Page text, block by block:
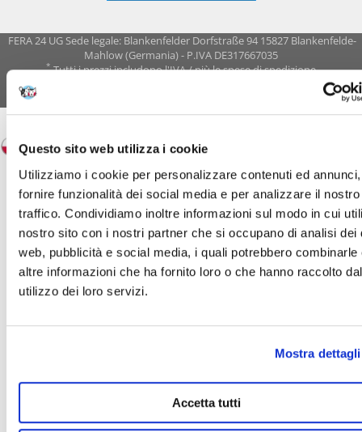
Questo sito web utilizza i cookie
Utilizziamo i cookie per personalizzare contenuti ed
fornire funzionalità dei social media e per analizzare il nostro
traffico. Condividiamo inoltre informazioni sul modo in cui
nostro sito con i nostri partner che si occupano di analisi dei
web, pubblicità e social media, i quali potrebbero combinarle
altre informazioni che ha fornito loro o che hanno raccolto
utilizzo dei loro servizi.
Mostra dettagli
Accetta tutti
FERA 24 UG Sede legale: Blankenfelder Dorfstraße 94 15827 Blankenfelde-
Mahlow (Germania) - P.IVA DE317667035
*Tutti i prezzi includono l'IVA / più le spese di spedizione